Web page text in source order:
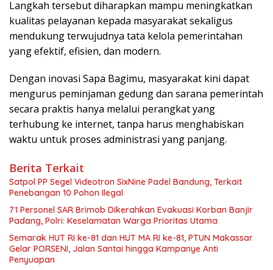
Langkah tersebut diharapkan mampu meningkatkan
kualitas pelayanan kepada masyarakat sekaligus
mendukung terwujudnya tata kelola pemerintahan
yang efektif, efisien, dan modern.
Dengan inovasi Sapa Bagimu, masyarakat kini dapat
mengurus peminjaman gedung dan sarana pemerintah
secara praktis hanya melalui perangkat yang
terhubung ke internet, tanpa harus menghabiskan
waktu untuk proses administrasi yang panjang.
Berita Terkait
Satpol PP Segel Videotron SixNine Padel Bandung, Terkait
Penebangan 10 Pohon Ilegal
71 Personel SAR Brimob Dikerahkan Evakuasi Korban Banjir
Padang, Polri: Keselamatan Warga Prioritas Utama
Semarak HUT RI ke-81 dan HUT MA RI ke-81, PTUN Makassar
Gelar PORSENI, Jalan Santai hingga Kampanye Anti
Penyuapan